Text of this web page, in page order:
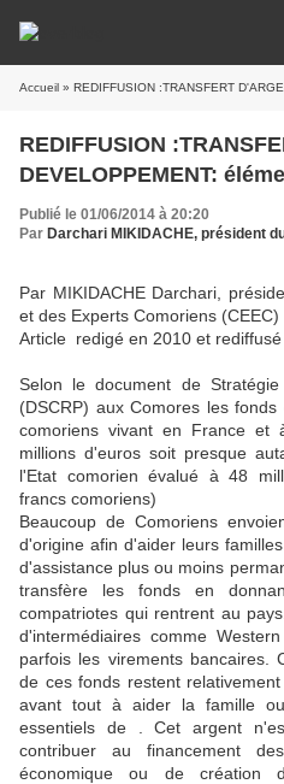
Accueil » REDIFFUSION :TRANSFERT D'ARGENT
REDIFFUSION
DEVELOPPEMENT:
Publié le 01/06/2014 à 20:20
Par Darchari MIKIDACHE, président
Par MIKIDACHE Darchari,
et des Experts Comoriens (CEEC)
Article redigé en 2010 et rediffusé
Selon le document de
(DSCRP) aux Comores les
comoriens vivant en France et
millions d'euros soit presque
l'Etat comorien évalué à 48
francs comoriens)
Beaucoup de Comoriens
d'origine afin d'aider leurs
d'assistance plus ou moins
transfère les fonds en
compatriotes qui rentrent au
d'intermédiaires comme
parfois les virements bancaires.
de ces fonds restent
avant tout à aider la famille
essentiels de . Cet argent
contribuer au financement
économique ou de création